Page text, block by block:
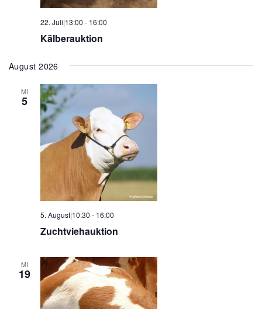
22. Juli|13:00 - 16:00
Kälberauktion
August 2026
MI
5
5. August|10:30 - 16:00
Zuchtviehauktion
MI
19